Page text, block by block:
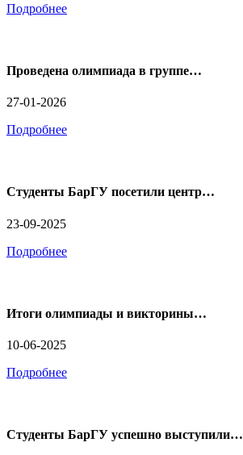
Подробнее
Проведена олимпиада в группе…
27-01-2026
Подробнее
Студенты БарГУ посетили центр…
23-09-2025
Подробнее
Итоги олимпиады и викторины…
10-06-2025
Подробнее
Студенты БарГУ успешно выступили…